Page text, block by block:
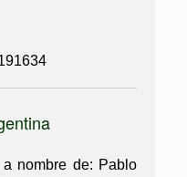
nombre de: Pablo